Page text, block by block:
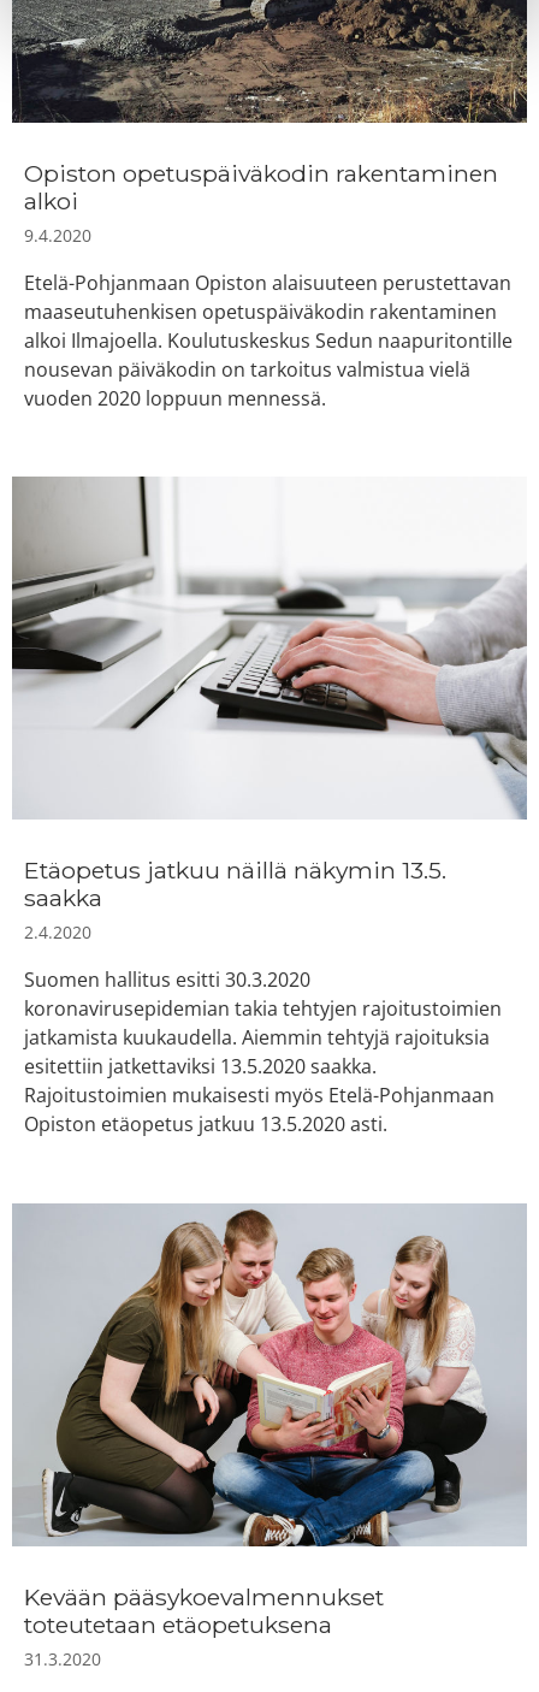
Opiston opetuspäiväkodin rakentaminen
alkoi
9.4.2020
Etelä-Pohjanmaan Opiston alaisuuteen perustettavan
maaseutuhenkisen opetuspäiväkodin rakentaminen
alkoi Ilmajoella. Koulutuskeskus Sedun naapuritontille
nousevan päiväkodin on tarkoitus valmistua vielä
vuoden 2020 loppuun mennessä.
Etäopetus jatkuu näillä näkymin 13.5.
saakka
2.4.2020
Suomen hallitus esitti 30.3.2020
koronavirusepidemian takia tehtyjen rajoitustoimien
jatkamista kuukaudella. Aiemmin tehtyjä rajoituksia
esitettiin jatkettaviksi 13.5.2020 saakka.
Rajoitustoimien mukaisesti myös Etelä-Pohjanmaan
Opiston etäopetus jatkuu 13.5.2020 asti.
Kevään pääsykoevalmennukset
toteutetaan etäopetuksena
31.3.2020